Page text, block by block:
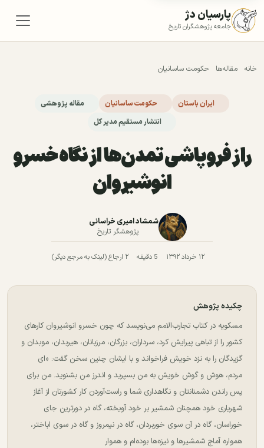
پارسیان دژ
جامعه پژوهشگران تاریخ
خانه مقاله‌ها حکومت ساسانیان
ایران باستان حکومت ساسانیان
مقاله پژوهشی
انتشار مستقیم مدیر کل
راز فروپاشی تمدن‌ها از نگاه خسرو
انوشیروان
شمشاد امیری خراسانی
پژوهشگر تاریخ
۱۲ خرداد ۱۳۹۲ 5 دقیقه ۲ ارجاع (لینک به مرجع دیگر)
چکیده پژوهش
مسکویه در کتاب تجارب‌الامم می‌نویسد که چون خسرو انوشیروان کارهای
کشور را از تباهی پیرایش کرد، سرداران، بزرگان، مرزبانان، هیربدان، موبدان و
گزیدگان را به نزد خویش فراخواند و با ایشان چنین سخن گفت: «ای
مردم، هوش و گوش خویش به من بسپرید و اندرز من بشنوید. من برای
پس راندن دشمنانتان و نگاهداری شما و راست‌آوردن کار کشورتان از آغاز
شهریاری خود همچنان شمشیر بر خود آویخته، گاه در دورترین جای
خوراسان، گاه در آن سوی خوربردان، گاه در نیمروز و گاه در سوی اباختر،
همواره آماج شمشیرها و نیزه‌ها بوده‌ام و هموار